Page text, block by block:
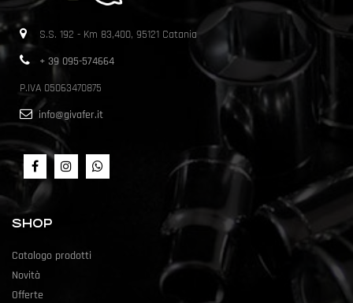
S.S. 192 - Km 83,400, 95121 Catania
+ 39 095-574664
P.IVA 05063470875
info@givafer.it
SHOP
Catalogo prodotti
Novità
Offerte